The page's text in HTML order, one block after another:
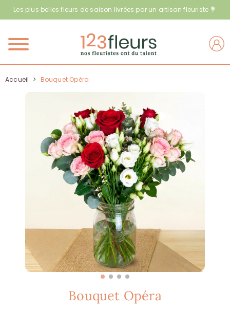
Les plus belles fleurs de saison livrées par un artisan fleuriste 💐
Menu
Accueil > Bouquet Opéra
Bouquet Opéra